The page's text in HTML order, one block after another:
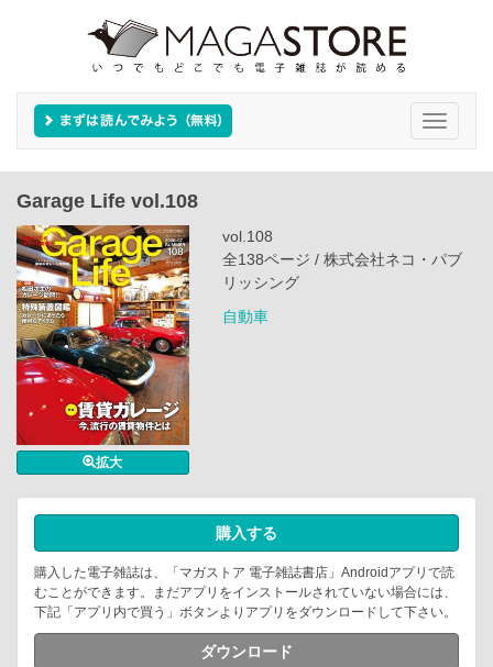
Toggle
Garage Life vol.108
拡大
vol.108
全138ページ / 株式会社ネコ・パブ
リッシング
自動車
購入する
購入した電子雑誌は、「マガストア 電子雑誌書店」Androidアプリで読
むことができます。まだアプリをインストールされていない場合には、
下記「アプリ内で買う」ボタンよりアプリをダウンロードして下さい。
ダウンロード